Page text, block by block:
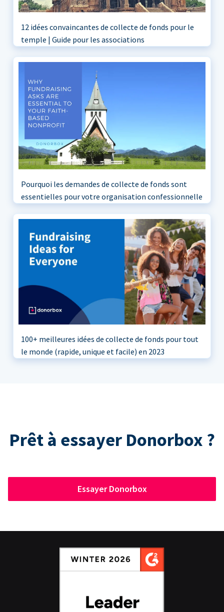
12 idées convaincantes de collecte de fonds pour le
temple | Guide pour les associations
Pourquoi les demandes de collecte de fonds sont
essentielles pour votre organisation confessionnelle
100+ meilleures idées de collecte de fonds pour tout
le monde (rapide, unique et facile) en 2023
Prêt à essayer Donorbox ?
Essayer Donorbox